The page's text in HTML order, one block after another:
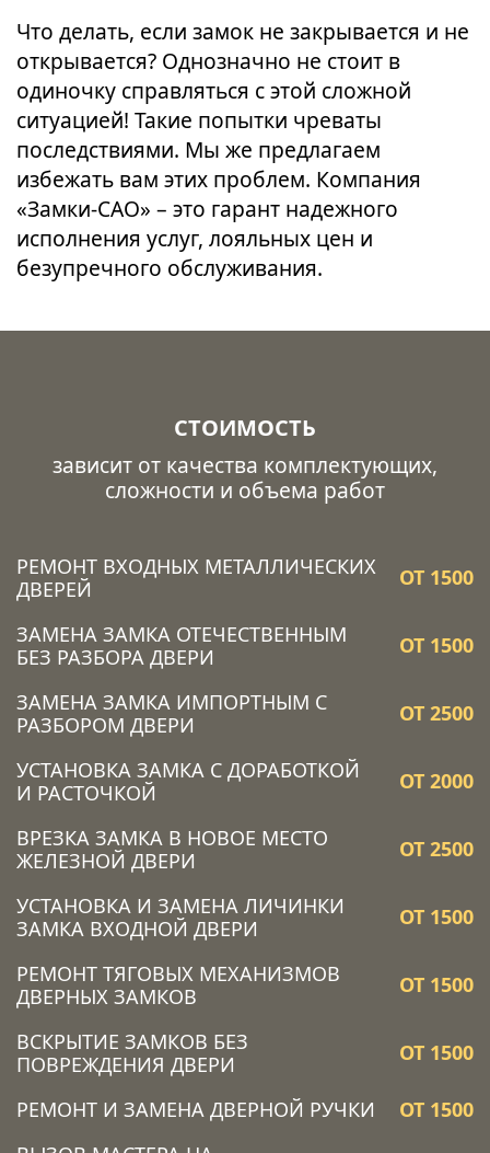
Что делать, если замок не закрывается и не
открывается? Однозначно не стоит в
одиночку справляться с этой сложной
ситуацией! Такие попытки чреваты
последствиями. Мы же предлагаем
избежать вам этих проблем. Компания
«Замки-САО» – это гарант надежного
исполнения услуг, лояльных цен и
безупречного обслуживания.
СТОИМОСТЬ
зависит от качества комплектующих,
сложности и объема работ
РЕМОНТ ВХОДНЫХ МЕТАЛЛИЧЕСКИХ
ДВЕРЕЙ
ОТ 1500
ЗАМЕНА ЗАМКА ОТЕЧЕСТВЕННЫМ
БЕЗ РАЗБОРА ДВЕРИ
ОТ 1500
ЗАМЕНА ЗАМКА ИМПОРТНЫМ С
РАЗБОРОМ ДВЕРИ
ОТ 2500
УСТАНОВКА ЗАМКА C ДОРАБОТКОЙ
И РАСТОЧКОЙ
ОТ 2000
ВРЕЗКА ЗАМКА В НОВОЕ МЕСТО
ЖЕЛЕЗНОЙ ДВЕРИ
ОТ 2500
УСТАНОВКА И ЗАМЕНА ЛИЧИНКИ
ЗАМКА ВХОДНОЙ ДВЕРИ
ОТ 1500
РЕМОНТ ТЯГОВЫХ МЕХАНИЗМОВ
ДВЕРНЫХ ЗАМКОВ
ОТ 1500
ВСКРЫТИЕ ЗАМКОВ БЕЗ
ПОВРЕЖДЕНИЯ ДВЕРИ
ОТ 1500
РЕМОНТ И ЗАМЕНА ДВЕРНОЙ РУЧКИ
ОТ 1500